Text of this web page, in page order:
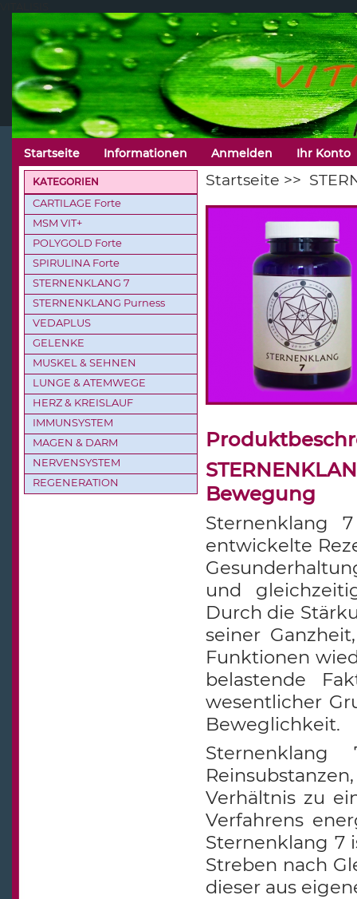
Startseite >>
Bewegung
Sternenklang
entwickelte
und
Durch die
seiner
Funktionen
belastende
wesentlicher
Beweglichkeit.
Sternenklang
Verhältnis zu
Verfahrens
Sternenklang 7
Streben nach
dieser aus
KATEGORIEN
CARTILAGE Forte
MSM VIT+
POLYGOLD Forte
SPIRULINA Forte
STERNENKLANG 7
STERNENKLANG Purness
VEDAPLUS
GELENKE
MUSKEL & SEHNEN
LUNGE & ATEMWEGE
HERZ & KREISLAUF
IMMUNSYSTEM
MAGEN & DARM
NERVENSYSTEM
REGENERATION
Startseite Informationen Anmelden Ihr Konto